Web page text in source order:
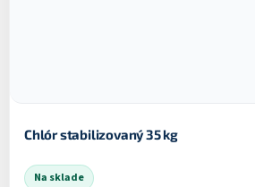
Chlór stabilizovaný 35 kg
Na sklade